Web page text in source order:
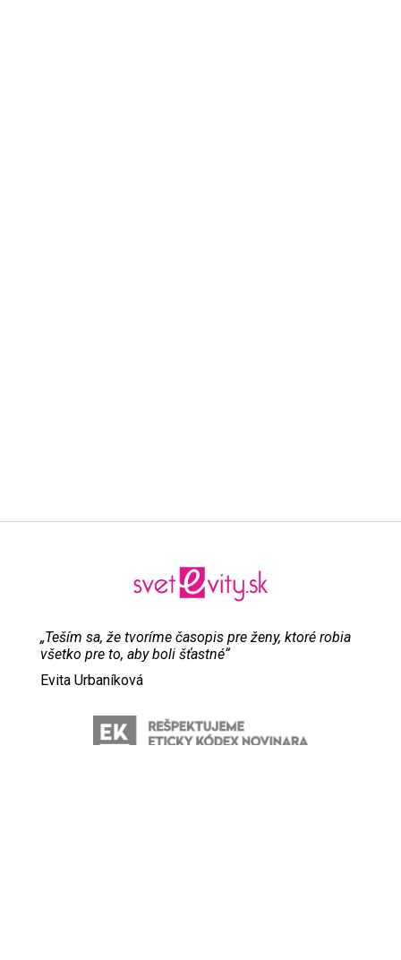
„Teším sa, že tvoríme časopis pre ženy, ktoré robia
všetko pre to, aby boli šťastné“
Evita Urbaníková